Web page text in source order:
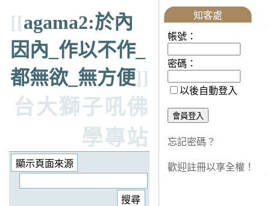
[[agama2:於內
因內_作以不作_
都無欲_無方便]]
台大獅子吼佛
學專站
知客處
帳號：
密碼：
以後自動登入
忘記密碼？
歡迎註冊以享全權！